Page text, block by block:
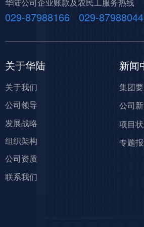
029-87988166 029-87988044
关于华陆
关于我们
公司领导
发展战略
组织架构
公司资质
联系我们
新闻
集团
公司
项目
专题